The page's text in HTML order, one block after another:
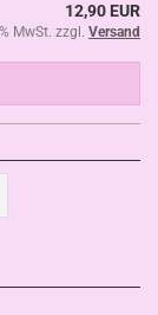
12,90 EUR
MwSt. zzgl. Versand